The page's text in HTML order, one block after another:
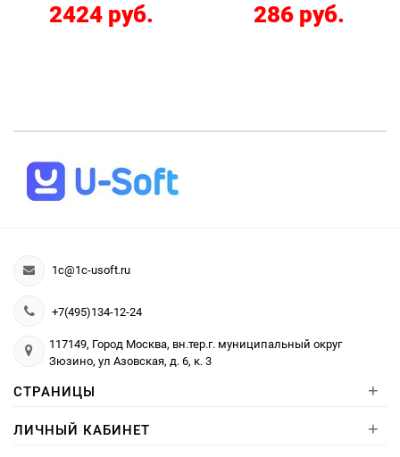
2424 руб. 286 руб.
1c@1c-usoft.ru
+7(495)134-12-24
117149, Город Москва, вн.тер.г. муниципальный округ
Зюзино, ул Азовская, д. 6, к. 3
СТРАНИЦЫ +
ЛИЧНЫЙ КАБИНЕТ +